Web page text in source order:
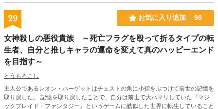
29 お気に入り追加 90
女神殺しの悪役貴族 ～死亡フラグを殴って折るタイプの転
生者、自分と推しキャラの運命を変えて真のハッピーエンド
を目指す～
とうもろこし
主人公であるレオン・ハーゲットはチェストの角に小指をぶつけて前世の記憶を
取り戻した。 記憶を取り戻したことで、自分は前世で大ハマリしていた『マジ
ックブレイド・ファンタジー』というゲームに酷似した世界に転生していること